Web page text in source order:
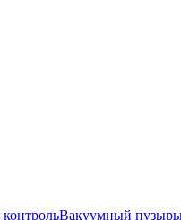
Вакуумный